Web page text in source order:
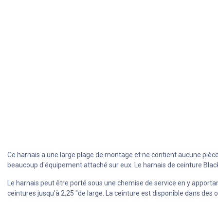
Ce harnais a une large plage de montage et ne contient aucune
beaucoup d'équipement attaché sur eux. Le harnais de ceinture
Le harnais peut être porté sous une chemise de service en y
ceintures jusqu'à 2,25 "de large. La ceinture est disponible dans des